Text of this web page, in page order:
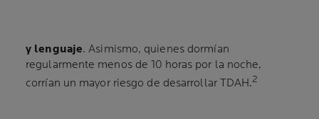
y lenguaje. Asimismo, quienes dormían
regularmente menos de 10 horas por la noche,
corrían un mayor riesgo de desarrollar TDAH.2